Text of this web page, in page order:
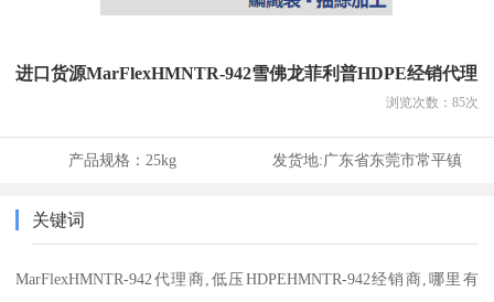
进口货源MarFlexHMNTR-942雪佛龙菲利普HDPE经销代理
浏览次数： 85次
产品规格： 25kg 发货地:广东省东莞市常平镇
关键词
MarFlexHMNTR-942代理商,低压HDPEHMNTR-942经销商,哪里有